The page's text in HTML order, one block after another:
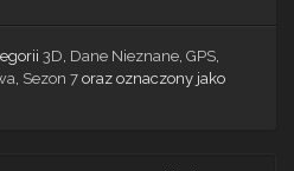
3D Dane Nieznane GPS
Sezon 7 oraz oznaczony jako